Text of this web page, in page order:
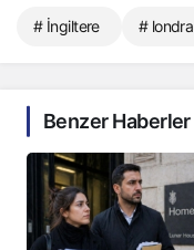
# İngiltere # londra
Benzer Haberler